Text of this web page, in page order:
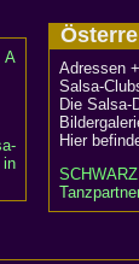
A
Adressen
Salsa-
Die
Hier